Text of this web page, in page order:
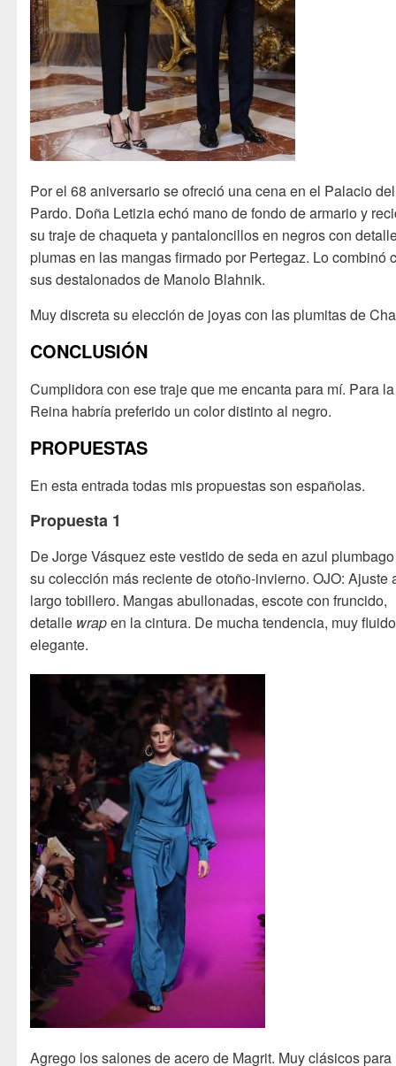
Por el 68 aniversario se ofreció una cena en el Palacio del
Pardo. Doña Letizia echó mano de fondo de armario y
su traje de chaqueta y pantaloncillos en negros con
plumas en las mangas firmado por Pertegaz. Lo combinó
sus destalonados de Manolo Blahnik.
Muy discreta su elección de joyas con las plumitas de
CONCLUSIÓN
Cumplidora con ese traje que me encanta para mí. Para la
Reina habría preferido un color distinto al negro.
PROPUESTAS
En esta entrada todas mis propuestas son españolas.
Propuesta 1
De Jorge Vásquez este vestido de seda en azul
su colección más reciente de otoño-invierno. OJO: Ajuste
largo tobillero. Mangas abullonadas, escote con fruncido,
detalle wrapen la cintura. De mucha tendencia, muy
elegante.
Agrego los salones de acero de Magrit. Muy clásicos para